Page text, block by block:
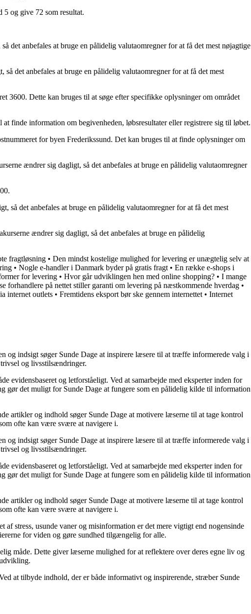
5 og give 72 som resultat.
det anbefales at bruge en pålidelig valutaomregner for at få det mest nøjagtige
det anbefales at bruge en pålidelig valutaomregner for at få det mest
3600. Dette kan bruges til at søge efter specifikke oplysninger om området
finde information om begivenheden, løbsresultater eller registrere sig til løbet.
for byen Frederikssund. Det kan bruges til at finde oplysninger om
ændrer sig dagligt, så det anbefales at bruge en pålidelig valutaomregner
så det anbefales at bruge en pålidelig valutaomregner for at få det mest
ændrer sig dagligt, så det anbefales at bruge en pålidelig
fragtløsning • Den mindst kostelige mulighed for levering er unægtelig selv at
• Nogle e-handler i Danmark byder på gratis fragt • En række e-shops i
for levering • Hvor går udviklingen hen med online shopping? • I mange
forhandlere på nettet stiller garanti om levering på næstkommende hverdag •
internet outlets • Fremtidens eksport bør ske gennem internettet • Internet
og indsigt søger Sunde Dage at inspirere læsere til at træffe informerede valg i
og livsstilsændringer.
og letforståeligt. Ved at samarbejde med eksperter inden for
gør det muligt for Sunde Dage at fungere som en pålidelig kilde til information
artikler og indhold søger Sunde Dage at motivere læserne til at tage kontrol
ofte kan være svære at navigere i.
og indsigt søger Sunde Dage at inspirere læsere til at træffe informerede valg i
og livsstilsændringer.
og letforståeligt. Ved at samarbejde med eksperter inden for
gør det muligt for Sunde Dage at fungere som en pålidelig kilde til information
artikler og indhold søger Sunde Dage at motivere læserne til at tage kontrol
ofte kan være svære at navigere i.
stress, usunde vaner og misinformation er det mere vigtigt end nogensinde
for viden og gøre sundhed tilgængelig for alle.
måde. Dette giver læserne mulighed for at reflektere over deres egne liv og
at tilbyde indhold, der er både informativt og inspirerende, stræber Sunde